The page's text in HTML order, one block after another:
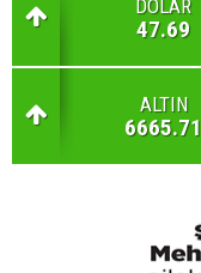
DOLAR
47.69
ALTIN
6665.71